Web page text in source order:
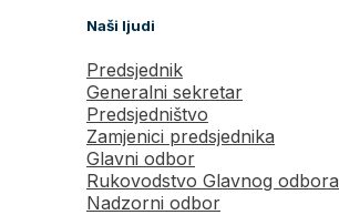
Naši ljudi
Predsjednik
Generalni sekretar
Predsjedništvo
Zamjenici predsjednika
Glavni odbor
Rukovodstvo Glavnog odbora
Nadzorni odbor